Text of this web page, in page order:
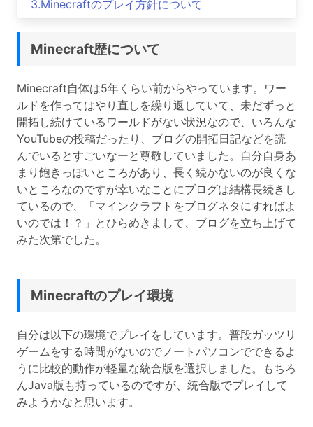
3.Minecraftのプレイ方針について
Minecraft歴について
Minecraft自体は5年くらい前からやっています。ワー
ルドを作ってはやり直しを繰り返していて、未だずっと
開拓し続けているワールドがない状況なので、いろんな
YouTubeの投稿だったり、ブログの開拓日記などを読
んでいるとすごいなーと尊敬していました。自分自身あ
まり飽きっぽいところがあり、長く続かないのが良くな
いところなのですが幸いなことにブログは結構長続きし
ているので、「マインクラフトをブログネタにすればよ
いのでは！？」とひらめきまして、ブログを立ち上げて
みた次第でした。
Minecraftのプレイ環境
自分は以下の環境でプレイをしています。普段ガッツリ
ゲームをする時間がないのでノートパソコンでできるよ
うに比較的動作が軽量な統合版を選択しました。もちろ
んJava版も持っているのですが、統合版でプレイして
みようかなと思います。